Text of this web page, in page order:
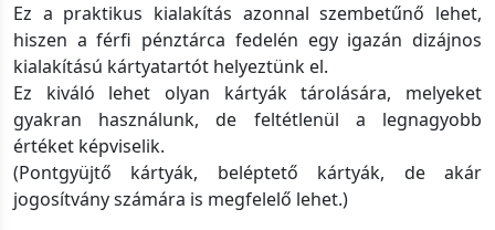
Ez a praktikus kialakítás azonnal szembetűnő lehet,
hiszen a férfi pénztárca fedelén egy igazán dizájnos
kialakítású kártyatartót helyeztünk el.
Ez kiváló lehet olyan kártyák tárolására, melyeket
gyakran használunk, de feltétlenül a legnagyobb
értéket képviselik.
(Pontgyüjtő kártyák, beléptető kártyák, de akár
jogosítvány számára is megfelelő lehet.)